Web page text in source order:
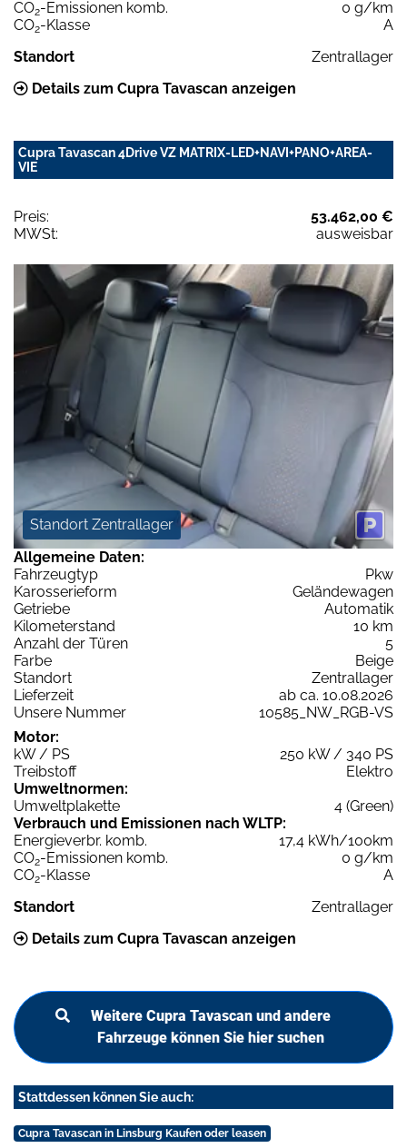
CO2-Emissionen komb.
0 g/km
CO2-Klasse
A
Standort
Zentrallager
Details zum Cupra Tavascan anzeigen
Cupra Tavascan 4Drive VZ MATRIX-LED+NAVI+PANO+AREA-
VIE
Preis:
53.462,00 €
MWSt:
ausweisbar
Standort Zentrallager
Allgemeine Daten:
Fahrzeugtyp
Pkw
Karosserieform
Geländewagen
Getriebe
Automatik
Kilometerstand
10 km
Anzahl der Türen
5
Farbe
Beige
Standort
Zentrallager
Lieferzeit
ab ca. 10.08.2026
Unsere Nummer
10585_NW_RGB-VS
Motor:
kW / PS
250 kW / 340 PS
Treibstoff
Elektro
Umweltnormen:
Umweltplakette
4 (Green)
Verbrauch und Emissionen nach WLTP:
Energieverbr. komb.
17,4 kWh/100km
CO2-Emissionen komb.
0 g/km
CO2-Klasse
A
Standort
Zentrallager
Details zum Cupra Tavascan anzeigen
Weitere Cupra Tavascan und andere
Fahrzeuge können Sie hier suchen
Stattdessen können Sie auch:
Cupra Tavascan in Linsburg Kaufen oder leasen